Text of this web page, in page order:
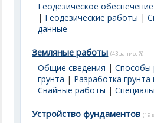
Геодезическое
| Геодезические работы |
данные
Земляные работы (43 записей)
Общие сведения |Способы
грунта | Разработка
Свайные работы |
Устройство фундаментов (19